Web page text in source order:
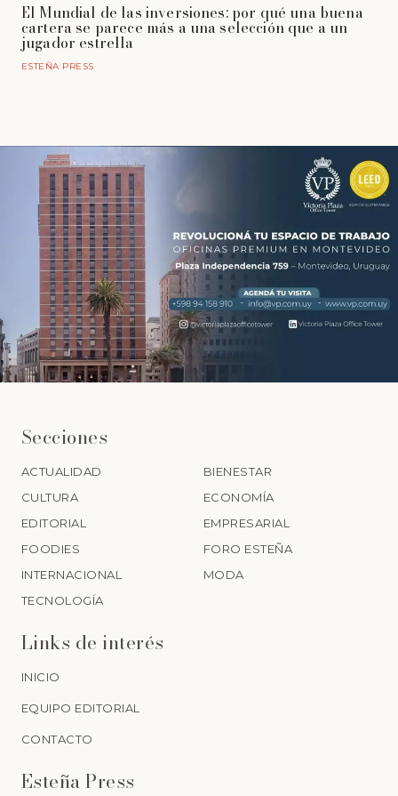
El Mundial de las inversiones: por qué una buena
cartera se parece más a una selección que a un
jugador estrella
ESTEÑA PRESS
Secciones
ACTUALIDAD
BIENESTAR
CULTURA
ECONOMÍA
EDITORIAL
EMPRESARIAL
FOODIES
FORO ESTEÑA
INTERNACIONAL
MODA
TECNOLOGÍA
Links de interés
INICIO
EQUIPO EDITORIAL
CONTACTO
Esteña Press